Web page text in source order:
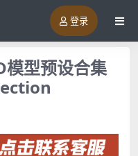
登录
模型预设合集